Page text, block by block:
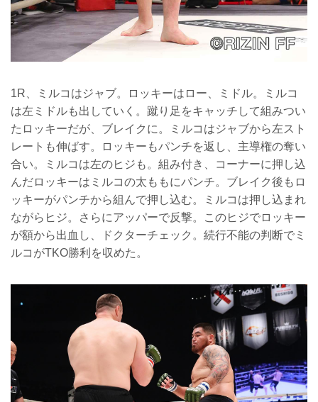
1R、ミルコはジャブ。ロッキーはロー、ミドル。ミルコ
は左ミドルも出していく。蹴り足をキャッチして組みつい
たロッキーだが、ブレイクに。ミルコはジャブから左スト
レートも伸ばす。ロッキーもパンチを返し、主導権の奪い
合い。ミルコは左のヒジも。組み付き、コーナーに押し込
んだロッキーはミルコの太ももにパンチ。ブレイク後もロ
ッキーがパンチから組んで押し込む。ミルコは押し込まれ
ながらヒジ。さらにアッパーで反撃。このヒジでロッキー
が額から出血し、ドクターチェック。続行不能の判断でミ
ルコがTKO勝利を収めた。